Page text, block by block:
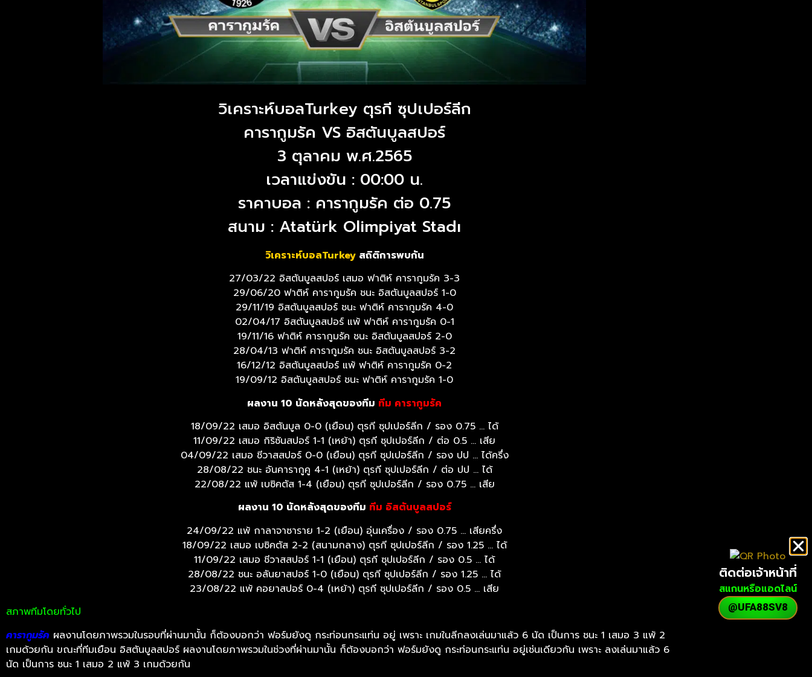
วิเคราะห์บอลTurkey ตุรกี ซุปเปอร์ลีก
คารากูมรัค VS อิสตันบูลสปอร์
3 ตุลาคม พ.ศ.2565
เวลาแข่งขัน : 00:00 น.
ราคาบอล : คารากูมรัค ต่อ 0.75
สนาม : Atatürk Olimpiyat Stadı
วิเคราะห์บอลTurkeyสถิติการพบกัน
27/03/22 อิสตันบูลสปอร์ เสมอ ฟาติห์ คารากูมรัค 3-3
29/06/20 ฟาติห์ คารากูมรัค ชนะ อิสตันบูลสปอร์ 1-0
29/11/19 อิสตันบูลสปอร์ ชนะ ฟาติห์ คารากูมรัค 4-0
02/04/17 อิสตันบูลสปอร์ แพ้ ฟาติห์ คารากูมรัค 0-1
19/11/16 ฟาติห์ คารากูมรัค ชนะ อิสตันบูลสปอร์ 2-0
28/04/13 ฟาติห์ คารากูมรัค ชนะ อิสตันบูลสปอร์ 3-2
16/12/12 อิสตันบูลสปอร์ แพ้ ฟาติห์ คารากูมรัค 0-2
19/09/12 อิสตันบูลสปอร์ ชนะ ฟาติห์ คารากูมรัค 1-0
ผลงาน 10 นัดหลังสุดของทีม ทีม คารากูมรัค
18/09/22 เสมอ อิสตันบูล 0-0 (เยือน) ตุรกี ซุปเปอร์ลีก / รอง 0.75 … ได้
11/09/22 เสมอ กิริซันสปอร์ 1-1 (เหย้า) ตุรกี ซุปเปอร์ลีก / ต่อ 0.5 … เสีย
04/09/22 เสมอ ชีวาสสปอร์ 0-0 (เยือน) ตุรกี ซุปเปอร์ลีก / รอง ปป … ได้ครึ่ง
28/08/22 ชนะ อันคารากูคู 4-1 (เหย้า) ตุรกี ซุปเปอร์ลีก / ต่อ ปป … ได้
22/08/22 แพ้ เบซิคตัส 1-4 (เยือน) ตุรกี ซุปเปอร์ลีก / รอง 0.75 … เสีย
ผลงาน 10 นัดหลังสุดของทีม ทีม อิสตันบูลสปอร์
24/09/22 แพ้ กาลาจาซาราย 1-2 (เยือน) อุ่นเครื่อง / รอง 0.75 … เสียครึ่ง
18/09/22 เสมอ เบซิคตัส 2-2 (สนามกลาง) ตุรกี ซุปเปอร์ลีก / รอง 1.25 … ได้
11/09/22 เสมอ ชีวาสสปอร์ 1-1 (เยือน) ตุรกี ซุปเปอร์ลีก / รอง 0.5 … ได้
28/08/22 ชนะ อลันยาสปอร์ 1-0 (เยือน) ตุรกี ซุปเปอร์ลีก / รอง 1.25 … ได้
23/08/22 แพ้ คอยาสปอร์ 0-4 (เหย้า) ตุรกี ซุปเปอร์ลีก / รอง 0.5 … เสีย
สภาพทีมโดยทั่วไป
คารากูมรัค ผลงานโดยภาพรวมในรอบที่ผ่านมานั้น ก็ต้องบอกว่า ฟอร์มยังดู กระท่อนกระแท่น อยู่ เพราะ เกมในลีกลงเล่นมาแล้ว 6 นัด เป็นการ ชนะ 1 เสมอ 3 แพ้ 2
เกมด้วยกัน ขณะที่ทีมเยือน อิสตันบูลสปอร์ ผลงานโดยภาพรวมในช่วงที่ผ่านมานั้น ก็ต้องบอกว่า ฟอร์มยังดู กระท่อนกระแท่น อยู่เช่นเดียวกัน เพราะ ลงเล่นมาแล้ว 6
นัด เป็นการ ชนะ 1 เสมอ 2 แพ้ 3 เกมด้วยกัน
ติดต่อเจ้าหน้าที่
สแกนหรือแอดไลน์
@UFA88SV8